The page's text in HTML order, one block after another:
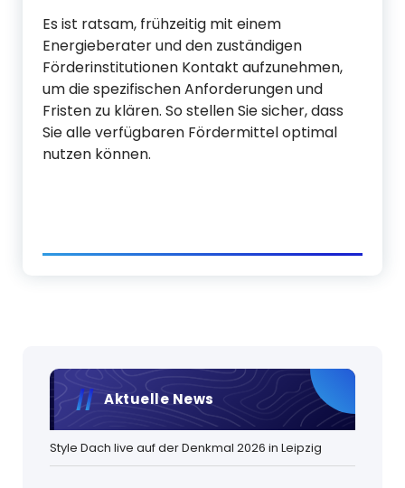
Es ist ratsam, frühzeitig mit einem
Energieberater und den zuständigen
Förderinstitutionen Kontakt aufzunehmen,
um die spezifischen Anforderungen und
Fristen zu klären. So stellen Sie sicher, dass
Sie alle verfügbaren Fördermittel optimal
nutzen können.
Aktuelle News
Style Dach live auf der Denkmal 2026 in Leipzig